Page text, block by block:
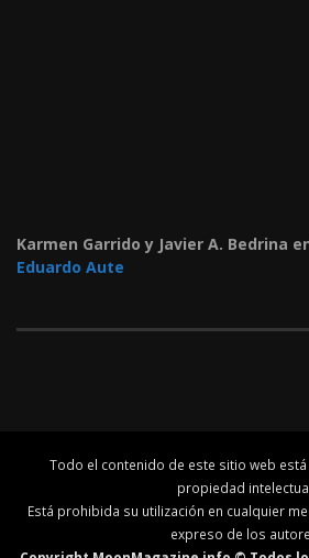
Karmen Garrido y Javier A. Bedrina
Eduardo Aute
Todo el contenido de este sitio web
propiedad
Está prohibida su utilización en cualquier
expreso de los